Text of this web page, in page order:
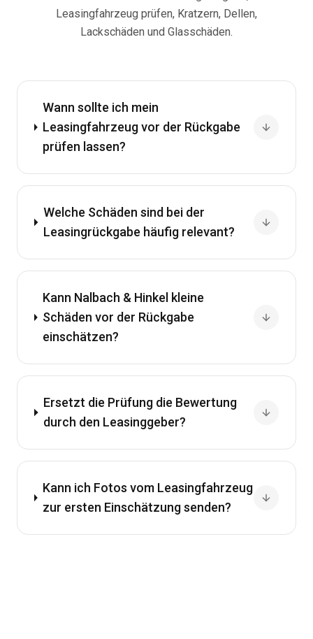
Leasingfahrzeug prüfen, Kratzern, Dellen,
Lackschäden und Glasschäden.
Wann sollte ich mein
Leasingfahrzeug vor der Rückgabe
prüfen lassen?
Welche Schäden sind bei der
Leasingrückgabe häufig relevant?
Kann Nalbach & Hinkel kleine
Schäden vor der Rückgabe
einschätzen?
Ersetzt die Prüfung die Bewertung
durch den Leasinggeber?
Kann ich Fotos vom Leasingfahrzeug
zur ersten Einschätzung senden?